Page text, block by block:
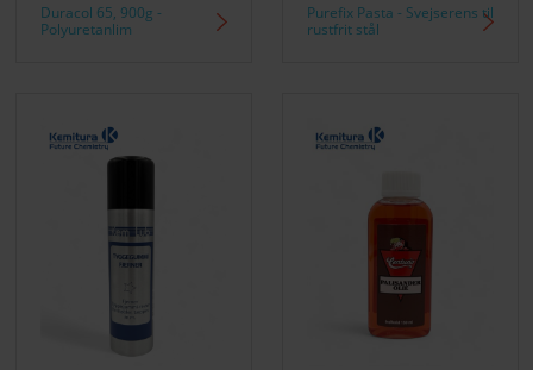
Duracol 65, 900g -
Polyuretanlim
Purefix Pasta - Svejserens til
rustfrit stål